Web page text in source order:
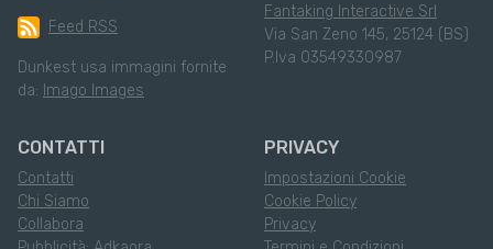
Feed RSS
Dunkest usa immagini fornite
da: Imago Images
Fantaking Interactive Srl
Via San Zeno 145, 25124 (BS)
P.Iva 03549330987
CONTATTI
Contatti
Chi Siamo
Collabora
PRIVACY
Impostazioni Cookie
Cookie Policy
Privacy